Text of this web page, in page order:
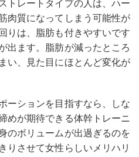
トレートタイプの人は、ハー
肉質になってしまう可能性が
りは、脂肪も付きやすいです
出ます。脂肪が減ったところ
い、見た目にほとんど変化が
ーションを目指すなら、しな
めが期待できる体幹トレーニ
のボリュームが出過ぎるのを
りさせて女性らしいメリハリ